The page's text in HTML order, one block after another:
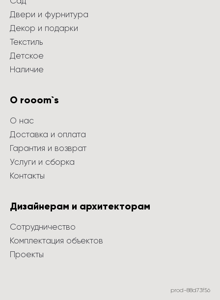
Двери и фурнитура
Декор и подарки
Текстиль
Детское
Наличие
О rooom`s
О нас
Доставка и оплата
Гарантия и возврат
Услуги и сборка
Контакты
Дизайнерам и архитекторам
Сотрудничество
Комплектация объектов
Проекты
prod-88d73f56